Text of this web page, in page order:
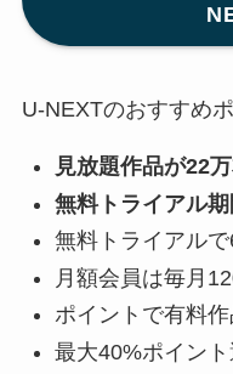
U-NEXTのおすすめ
見放題作品が22
無料トライアル期
無料トライアルで
月額会員は毎月
ポイントで有料作
最大40%ポイント